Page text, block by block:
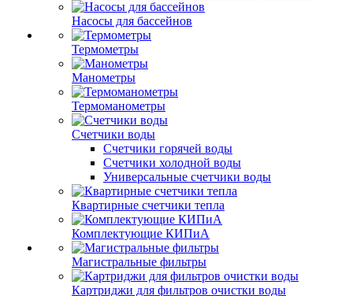
Насосы для бассейнов
Термометры
Манометры
Термоманометры
Счетчики воды
Счетчики горячей воды
Счетчики холодной воды
Универсальные счетчики воды
Квартирные счетчики тепла
Комплектующие КИПиА
Магистральные фильтры
Картриджи для фильтров очистки воды